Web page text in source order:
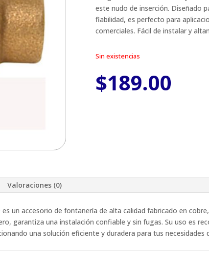
este nudo de inserción. Diseñado
fiabilidad, es perfecto para
comerciales. Fácil de instalar y
Sin existencias
$189.00
Valoraciones (0)
es un accesorio de fontanería de alta calidad fabricado en
garantiza una instalación confiable y sin fugas. Su uso es
una solución eficiente y duradera para tus necesidades